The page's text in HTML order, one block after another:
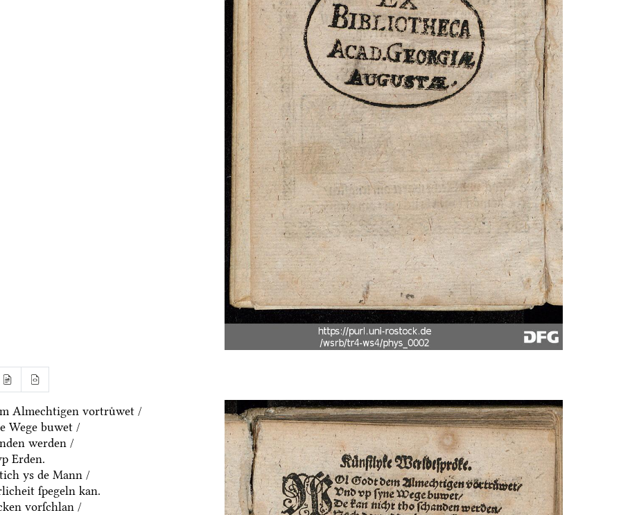
Almechtigen vortruͤwet /
Wege buwet /
werden /
Erden.
ys de Mann /
ſpegeln kan.
vorſchlan /